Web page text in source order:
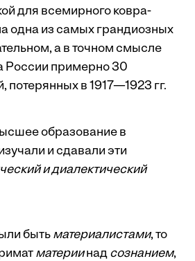
для всемирного ковра-
одна из самых грандиозных
а в точном смысле
России примерно 30
потерянных в 1917—1923 гг.
образование в
и сдавали эти
и диалектический
быть материалистами, то
материинад сознанием,